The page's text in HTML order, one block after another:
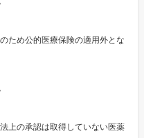
ため公的医療保険の適用外とな
上の承認は取得していない医薬